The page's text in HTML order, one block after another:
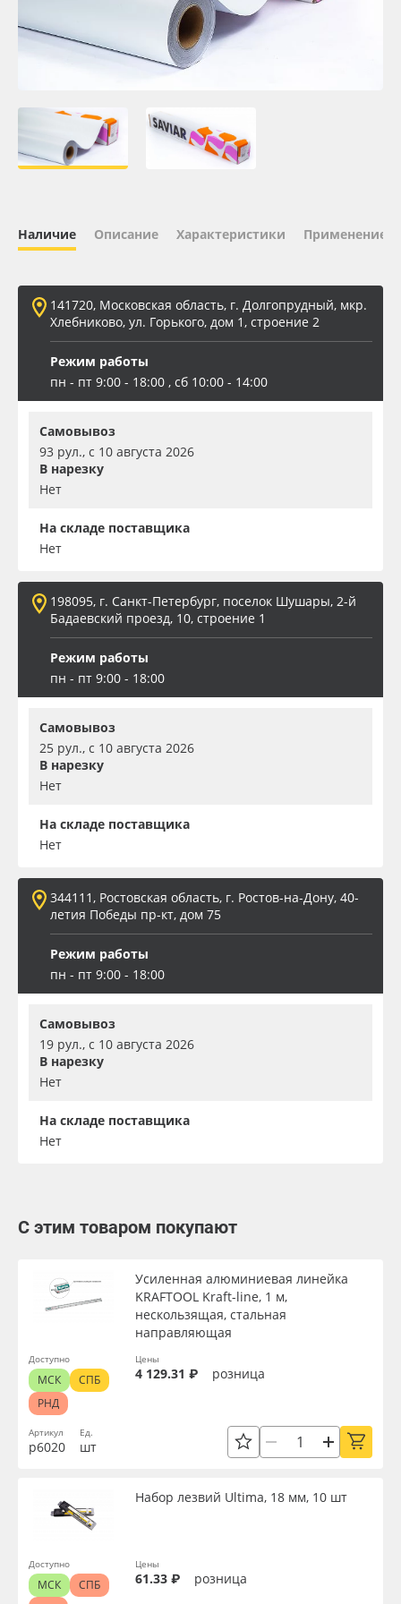
Oracal 641
Плёнка монтажная Oratape
ПЭТ листовой
Баннер
Заготовки для сувениров
Наличие Описание Характеристики Применение
141720, Московская область, г. Долгопрудный, мкр.
Хлебниково, ул. Горького, дом 1, строение 2
Режим работы
пн - пт 9:00 - 18:00 , сб 10:00 - 14:00
Самовывоз
93 рул., с 10 августа 2026
В нарезку
Нет
На складе поставщика
Нет
198095, г. Санкт-Петербург, поселок Шушары, 2-й
Бадаевский проезд, 10, строение 1
Режим работы
пн - пт 9:00 - 18:00
Самовывоз
25 рул., с 10 августа 2026
В нарезку
Нет
На складе поставщика
Нет
344111, Ростовская область, г. Ростов-на-Дону, 40-
летия Победы пр-кт, дом 75
Режим работы
пн - пт 9:00 - 18:00
Самовывоз
19 рул., с 10 августа 2026
В нарезку
Нет
На складе поставщика
Нет
С этим товаром покупают
Артикул
р6020
Усиленная алюминиевая линейка
KRAFTOOL Kraft-line, 1 м,
нескользящая, стальная
направляющая
Ед.
шт
Цены
4 129.31 ₽ розница
Доступно
МСК
СПБ
РНД
Набор лезвий Ultima, 18 мм, 10 шт
Цены
61.33 ₽ розница
Доступно
МСК
СПБ